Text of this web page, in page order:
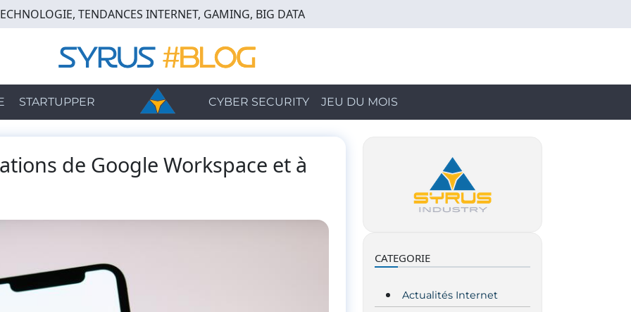
TENDANCES INTERNET, GAMING, BIG DATA
STARTUPPER CYBER SECURITY JEU DU MOIS
de Google Workspace et à
CATEGORIE
Actualités Internet